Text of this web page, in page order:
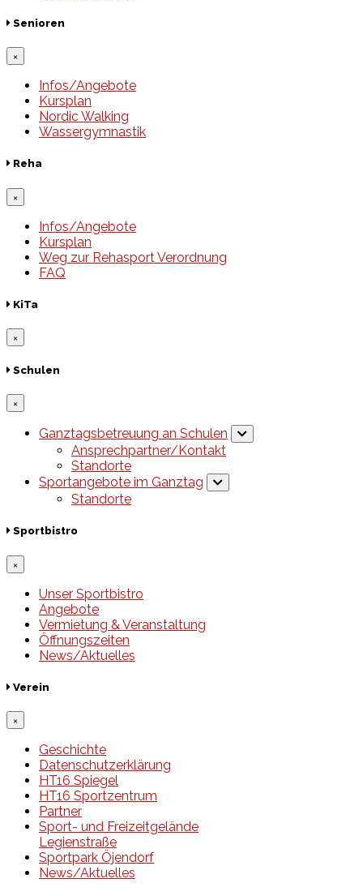
Senioren
×
Infos/Angebote
Kursplan
Nordic Walking
Wassergymnastik
Reha
×
Infos/Angebote
Kursplan
Weg zur Rehasport Verordnung
FAQ
KiTa
×
Schulen
×
Ganztagsbetreuung an Schulen
Ansprechpartner/Kontakt
Standorte
Sportangebote im Ganztag
Standorte
Sportbistro
×
Unser Sportbistro
Angebote
Vermietung & Veranstaltung
Öffnungszeiten
News/Aktuelles
Verein
×
Geschichte
Datenschutzerklärung
HT16 Spiegel
HT16 Sportzentrum
Partner
Sport- und Freizeitgelände
Legienstraße
Sportpark Öjendorf
News/Aktuelles